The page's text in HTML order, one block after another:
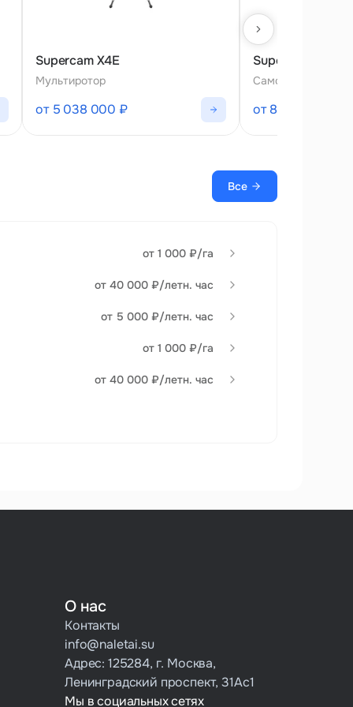
Supercam X4E
Мультиротор
от 5 038 000 ₽
Supercam S150
Самолет
от 8 349 000 ₽
Все
от 1 000 ₽/га
от 40 000 ₽/летн. час
от 5 000 ₽/летн. час
от 1 000 ₽/га
от 40 000 ₽/летн. час
О нас
Контакты
info@naletai.su
Адрес: 125284, г. Москва,
Ленинградский проспект, 31Ас1
Мы в социальных сетях